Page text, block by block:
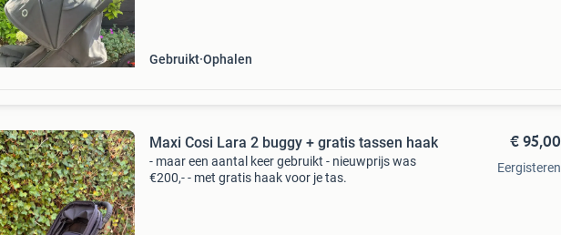
Gebruikt Ophalen
Maxi Cosi Lara 2 buggy + gratis tassen haak
- maar een aantal keer gebruikt - nieuwprijs was
€200,- - met gratis haak voor je tas.
€ 95,00
Eergisteren